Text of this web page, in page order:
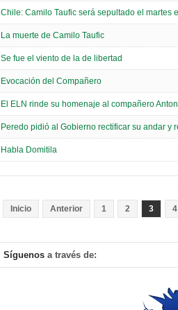
Chile: Camilo Taufic será sepultado el martes
La muerte de Camilo Taufic
Se fue el viento de la de libertad
Evocación del Compañero
El ELN rinde su homenaje al compañero
Peredo pidió al Gobierno rectificar su andar y
Habla Domitila
Inicio Anterior 1 2 3 4
Síguenos a través de: